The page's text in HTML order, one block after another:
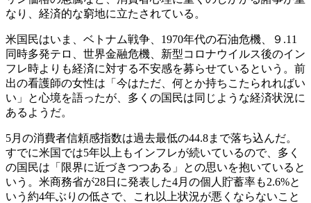
なり、経済的な窮地に立たされている。
米国民はいま、ベトナム戦争、1970年代の石油危機、９.11
同時多発テロ、世界金融危機、新型コロナウイルス後のイン
フレ時よりも経済に対する不安感を募らせているという。前
出の看護師の女性は「今はただ、何とか持ちこたられればい
い」と心境を語ったが、多くの国民は同じような経済状況に
あるようだ。
5月の消費者信頼感指数は過去最低の44.8まで落ち込んだ。
すでに米国では5年以上もインフレが続いているので、多く
の国民は「限界に近づきつつある」との思いを抱いていると
いう。米商務省が28日に発表した4月の個人貯蓄率も2.6%と
いう約4年ぶりの低さで、これ以上状況が悪くならないこと